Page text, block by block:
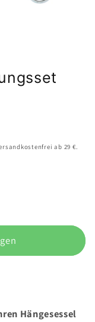
ab 29 €.
Hängesessel